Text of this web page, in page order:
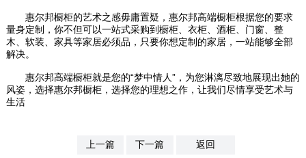
惠尔邦橱柜的艺术之感毋庸置疑，惠尔邦高端橱柜根据您的要求
量身定制，你不但可以一站式采购到橱柜、衣柜、酒柜、门窗、整
木、软装、家具等家居必须品，只要你想定制的家居，一站能够全部
解决。
惠尔邦高端橱柜就是您的“梦中情人”，为您淋漓尽致地展现出她的
风姿，选择惠尔邦橱柜，选择您的理想之作，让我们尽情享受艺术与
生活
上一篇 下一篇 返回